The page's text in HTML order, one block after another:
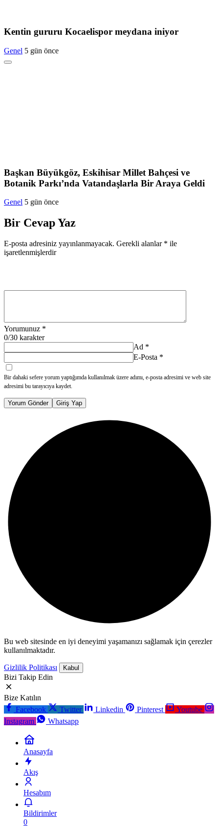
Kentin gururu Kocaelispor meydana iniyor
Genel 5 gün önce
Başkan Büyükgöz, Eskihisar Millet Bahçesi ve
Botanik Parkı’nda Vatandaşlarla Bir Araya Geldi
Genel 5 gün önce
Bir Cevap Yaz
E-posta adresiniz yayınlanmayacak. Gerekli alanlar * ile
işaretlenmişlerdir
Yorumunuz *
0/30 karakter
Ad *
E-Posta *
Bir dahaki sefere yorum yaptığımda kullanılmak üzere adımı, e-posta adresimi ve web site
adresimi bu tarayıcıya kaydet.
Yorum Gönder Giriş Yap
Bu web sitesinde en iyi deneyimi yaşamanızı sağlamak için çerezler
kullanılmaktadır.
Gizlilik Politikası Kabul
Bizi Takip Edin
Bize Katılın
Facebook
Twitter Linkedin Pinterest
Youtube
Instagram
Whatsapp
Anasayfa
Akış
Hesabım
Bildirimler
0